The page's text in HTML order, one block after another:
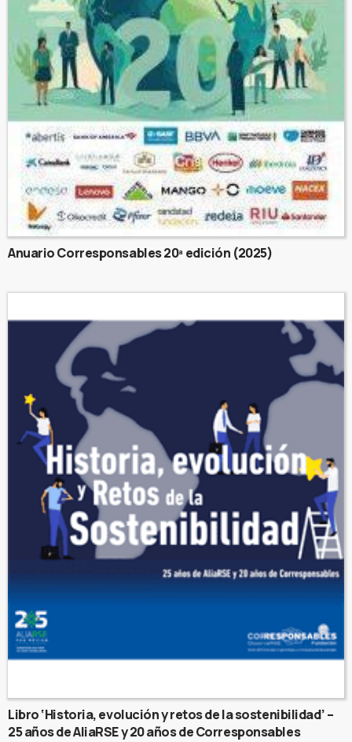
Anuario Corresponsables 20ª edición (2025)
Libro ‘Historia, evolución y retos de la sostenibilidad’ –
25 años de AliaRSE y 20 años de Corresponsables